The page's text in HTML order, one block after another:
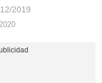
2019